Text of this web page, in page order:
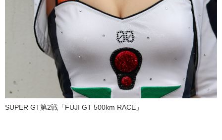
SUPER GT第2戦「FUJI GT 500km RACE」